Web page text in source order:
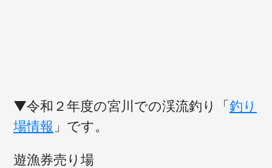
▼令和２年度の宮川での渓流釣り「釣り
場情報 」です。
遊漁券売り場